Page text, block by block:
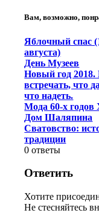
Вам, возможно,
Яблочный спас
августа)
День Музеев
Новый год 2018.
встречать, что
что надеть.
Мода 60-х годов
Дом Шаляпина
Сватовство:
традиции
0 ответы
Ответить
Хотите
Не стесняйтесь